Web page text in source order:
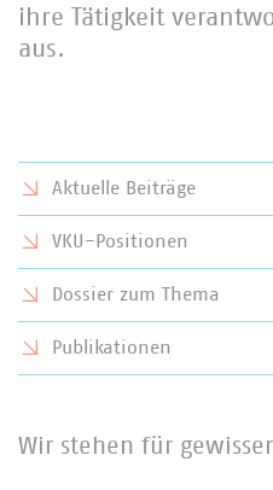
ihre Tätigkeit
aus.
Aktuelle Beiträge
VKU-Positionen
Dossier zum Thema
Publikationen
Wir stehen für